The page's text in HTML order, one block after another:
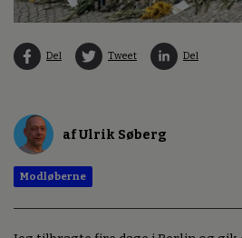
Del Tweet Del
af Ulrik Søberg
Modløberne